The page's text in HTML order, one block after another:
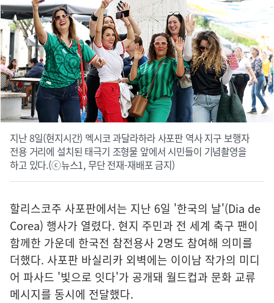
지난 8일(현지시간) 멕시코 과달라하라 사포판 역사 지구 보행자
전용 거리에 설치된 태극기 조형물 앞에서 시민들이 기념촬영을
하고 있다.(ⓒ뉴스1, 무단 전재-재배포 금지)
할리스코주 사포판에서는 지난 6일 '한국의 날'(Dia de
Corea) 행사가 열렸다. 현지 주민과 전 세계 축구 팬이
함께한 가운데 한국전 참전용사 2명도 참여해 의미를
더했다. 사포판 바실리카 외벽에는 이이남 작가의 미디
어 파사드 '빛으로 잇다'가 공개돼 월드컵과 문화 교류
메시지를 동시에 전달했다.